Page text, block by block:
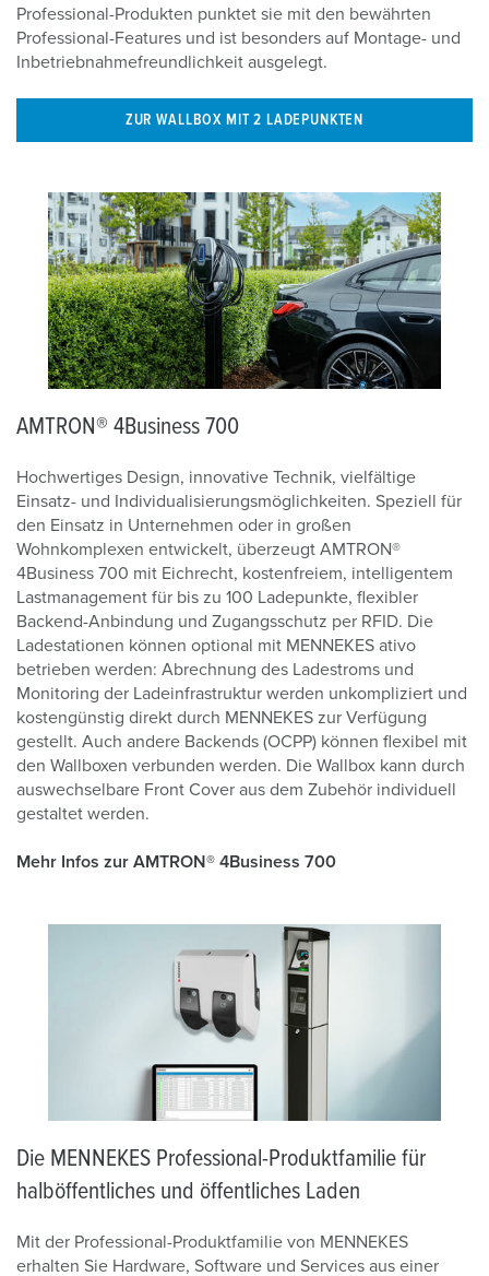
Professional-Produkten punktet sie mit den bewährten
Professional-Features und ist besonders auf Montage- und
Inbetriebnahmefreundlichkeit ausgelegt.
ZUR WALLBOX MIT 2 LADEPUNKTEN
AMTRON® 4Business 700
Hochwertiges Design, innovative Technik, vielfältige
Einsatz- und Individualisierungsmöglichkeiten. Speziell für
den Einsatz in Unternehmen oder in großen
Wohnkomplexen entwickelt, überzeugt AMTRON®
4Business 700 mit Eichrecht, kostenfreiem, intelligentem
Lastmanagement für bis zu 100 Ladepunkte, flexibler
Backend-Anbindung und Zugangsschutz per RFID. Die
Ladestationen können optional mit MENNEKES ativo
betrieben werden: Abrechnung des Ladestroms und
Monitoring der Ladeinfrastruktur werden unkompliziert und
kostengünstig direkt durch MENNEKES zur Verfügung
gestellt. Auch andere Backends (OCPP) können flexibel mit
den Wallboxen verbunden werden. Die Wallbox kann durch
auswechselbare Front Cover aus dem Zubehör individuell
gestaltet werden.
Mehr Infos zur AMTRON® 4Business 700
Die MENNEKES Professional-Produktfamilie für
halböffentliches und öffentliches Laden
Mit der Professional-Produktfamilie von MENNEKES
erhalten Sie Hardware, Software und Services aus einer